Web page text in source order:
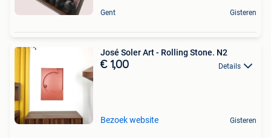
Gent Gisteren
José Soler Art - Rolling Stone. N2
€ 1,00 Details
Bezoek website Gisteren